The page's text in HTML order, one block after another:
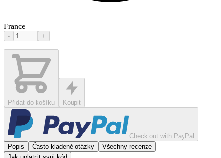
France
- +
Přidat do košíku Koupit
Check out with PayPal
Popis
Často kladené otázky
Všechny recenze